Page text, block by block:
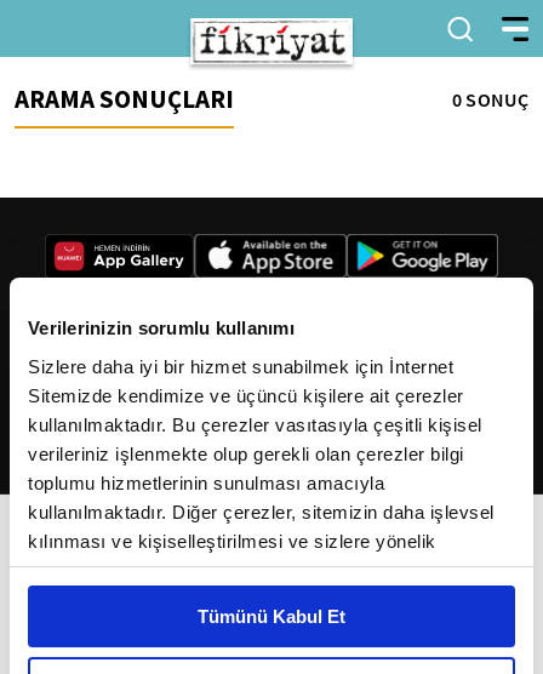
Verilerinizin sorumlu kullanımı
Sizlere daha iyi bir hizmet sunabilmek için İnternet
Sitemizde kendimize ve üçüncü kişilere ait çerezler
kullanılmaktadır. Bu çerezler vasıtasıyla çeşitli kişisel
verileriniz işlenmekte olup gerekli olan çerezler bilgi
toplumu hizmetlerinin sunulması amacıyla
kullanılmaktadır. Diğer çerezler, sitemizin daha işlevsel
kılınması ve kişiselleştirilmesi ve sizlere yönelik
reklam/pazarlama faaliyetlerinin yapılması, amaçlarıyla
Çerezlere ilişkin tercihlerinizi çerez paneli vasıtasıyla
belirleyebilirsiniz. Çerezlere ilişkin detaylı bilgi için
Tümünü Kabul Et
ARAMA SONUÇLARI 0 SONUÇ
2026Fikriyat. Tüm hakları saklıdır.